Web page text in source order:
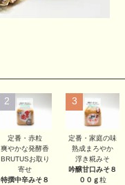
2
定番・赤粒
爽やかな発酵香
BRUTUSお取り
寄せ
特撰中辛みそ８
3
定番・家庭の味
熟成まろやか
浮き糀みそ
吟醸甘口みそ８
００ｇ粒